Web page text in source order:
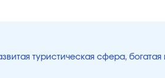
туристическая сфера,